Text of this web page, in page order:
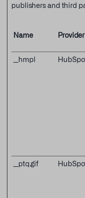
publishers and third
Name Provider
__hmpl
__ptq.gif